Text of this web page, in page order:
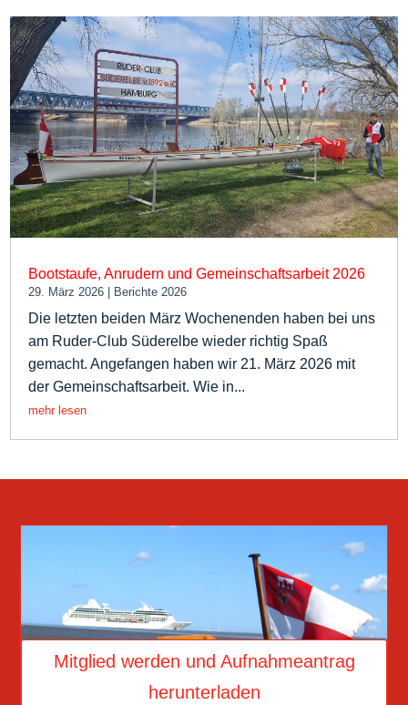
Bootstaufe, Anrudern und Gemeinschaftsarbeit 2026
29. März 2026 Berichte 2026
Die letzten beiden März Wochenenden haben bei uns
am Ruder-Club Süderelbe wieder richtig Spaß
gemacht. Angefangen haben wir 21. März 2026 mit
der Gemeinschaftsarbeit. Wie in...
mehr lesen
Mitglied werden und Aufnahmeantrag
herunterladen